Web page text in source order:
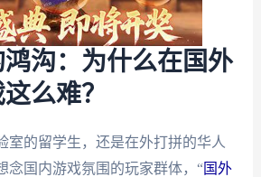
沟：为什么在国外
么难？
室的留学生，还是在外打拼的华人
念国内游戏氛围的玩家群体，“国外